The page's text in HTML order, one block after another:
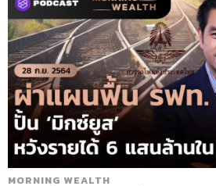
MORNING WEALTH